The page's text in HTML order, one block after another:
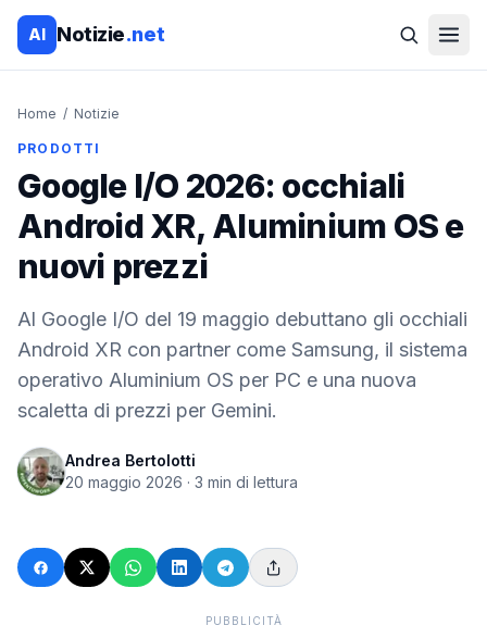
AI Notizie.net
Home / Notizie
PRODOTTI
Google I/O 2026: occhiali
Android XR, Aluminium OS e
nuovi prezzi
Al Google I/O del 19 maggio debuttano gli occhiali
Android XR con partner come Samsung, il sistema
operativo Aluminium OS per PC e una nuova
scaletta di prezzi per Gemini.
Andrea Bertolotti
20 maggio 2026 · 3 min di lettura
PUBBLICITÀ